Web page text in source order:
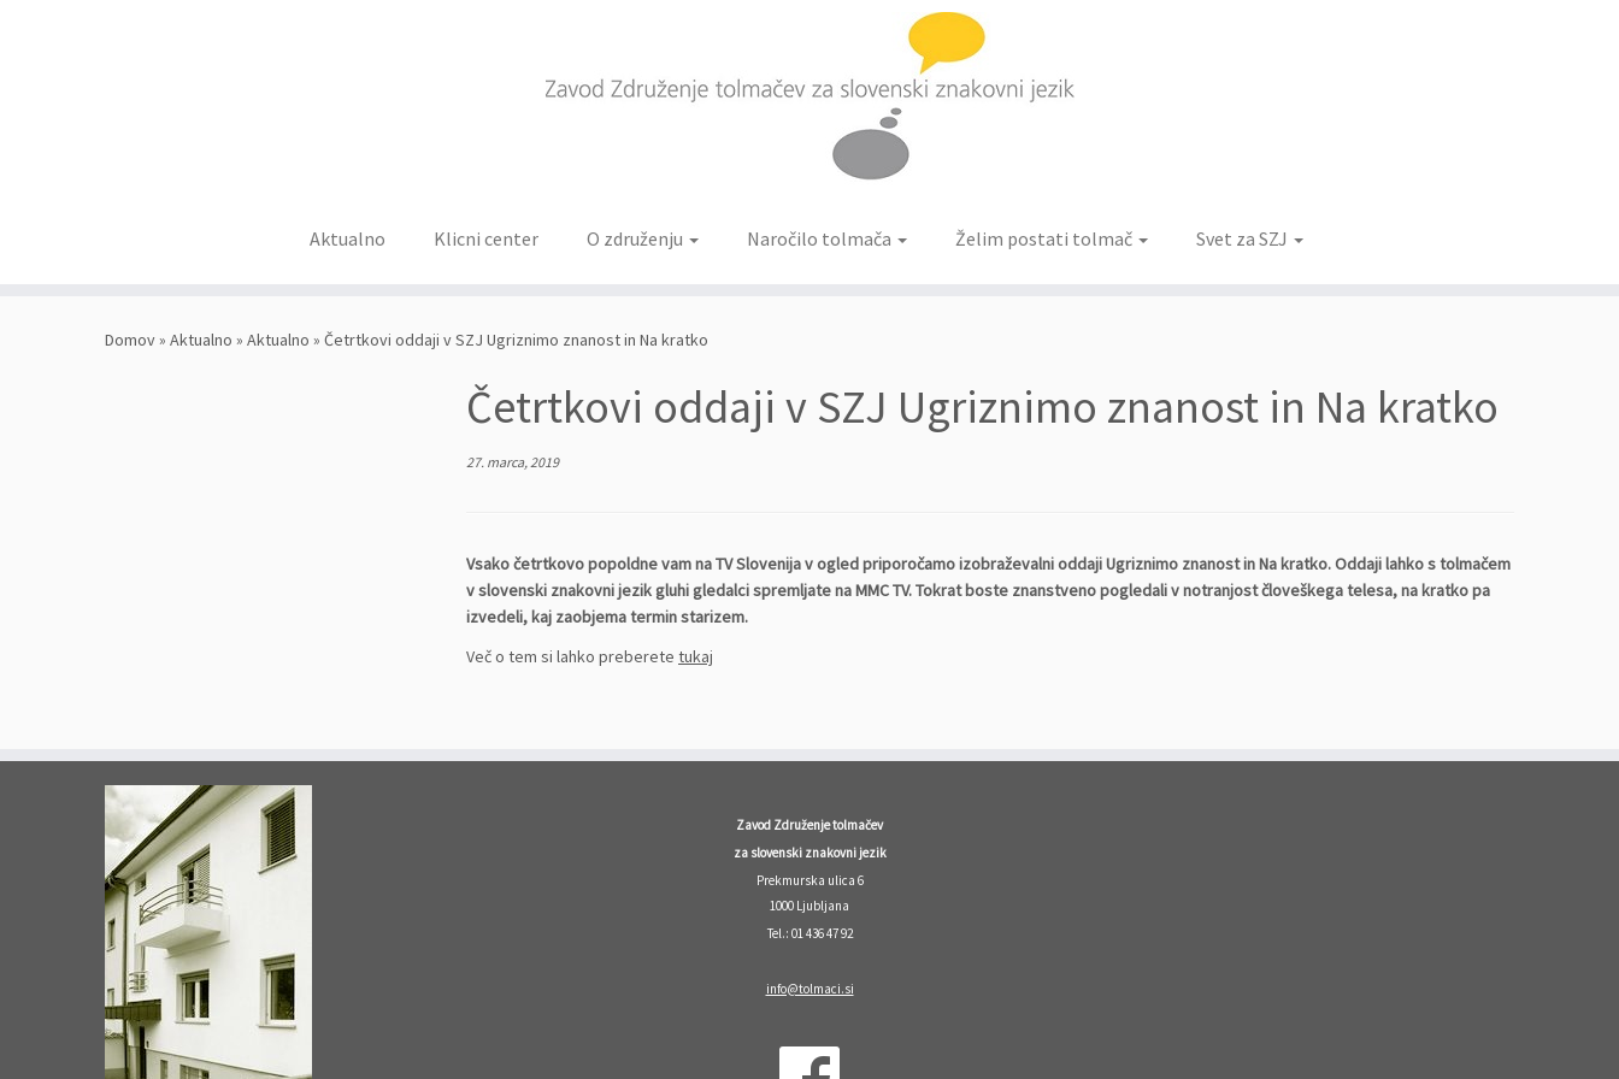
Aktualno Klicni center O združenju Naročilo tolmača Želim postati tolmač Svet za SZJ
Domov» Aktualno » Aktualno » Četrtkovi oddaji v SZJ Ugriznimo znanost in Na kratko
Četrtkovi oddaji v SZJ Ugriznimo znanost in Na kratko
27. marca, 2019
Vsako četrtkovo popoldne vam na TV Slovenija v ogled priporočamo izobraževalni oddaji Ugriznimo znanost in Na kratko. Oddaji lahko s tolmačem
v slovenski znakovni jezik gluhi gledalci spremljate na MMC TV. Tokrat boste znanstveno pogledali v notranjost človeškega telesa, na kratko pa
izvedeli, kaj zaobjema termin starizem.
Več o tem si lahko preberete tukaj
Zavod Združenje tolmačev
za slovenski znakovni jezik
Prekmurska ulica 6
1000 Ljubljana
Tel.: 01 436 47 92
info@tolmaci.si